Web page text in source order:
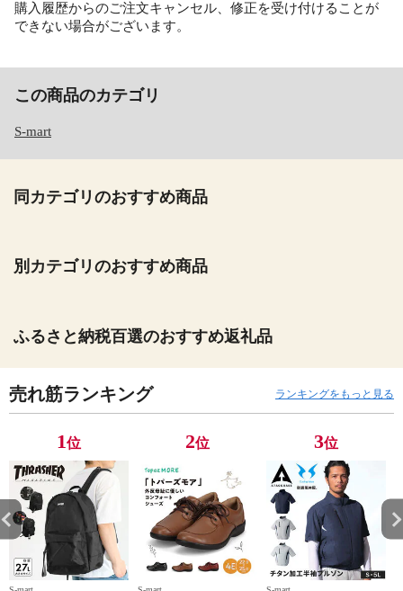
購入履歴からのご注文キャンセル、修正を受け付けることが
できない場合がございます。
この商品のカテゴリ
S-mart
同カテゴリのおすすめ商品
別カテゴリのおすすめ商品
ふるさと納税百選のおすすめ返礼品
売れ筋ランキング ランキングをもっと見る
1位 2位 3位